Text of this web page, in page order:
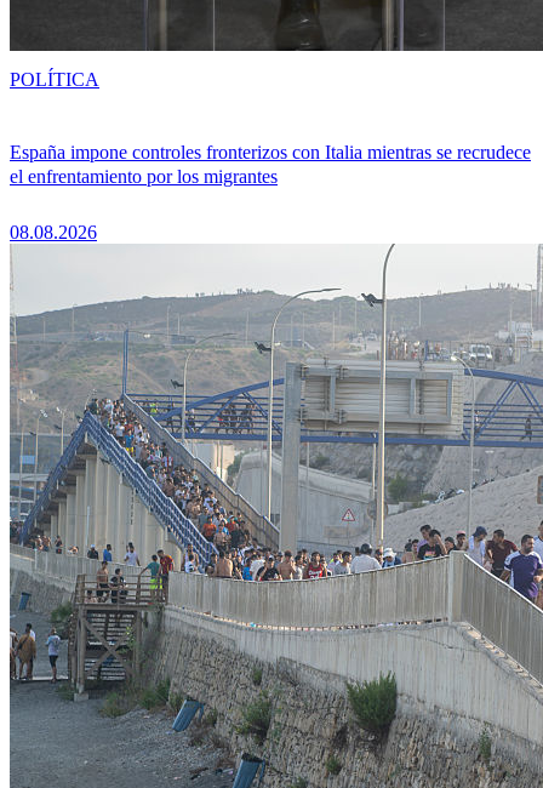
España impone controles fronterizos con Italia mientras se recrudece
el enfrentamiento por los migrantes
08.08.2026
POLÍTICA